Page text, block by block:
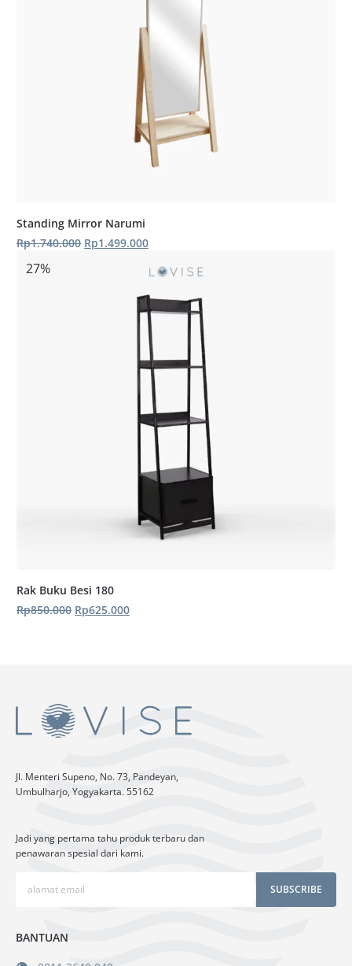
Standing Mirror Narumi
Rp1.740.000 Harga
Rp1.499.000Harga
ini
Rp1.499.000.
27%
Rak Buku Besi 180
Rp850.000 Harga
Rp625.000Harga
Jl. Menteri Supeno, No. 73, Pandeyan,
Umbulharjo, Yogyakarta. 55162
Jadi yang pertama tahu produk terbaru dan
penawaran spesial dari kami.
SUBSCRIBE
BANTUAN